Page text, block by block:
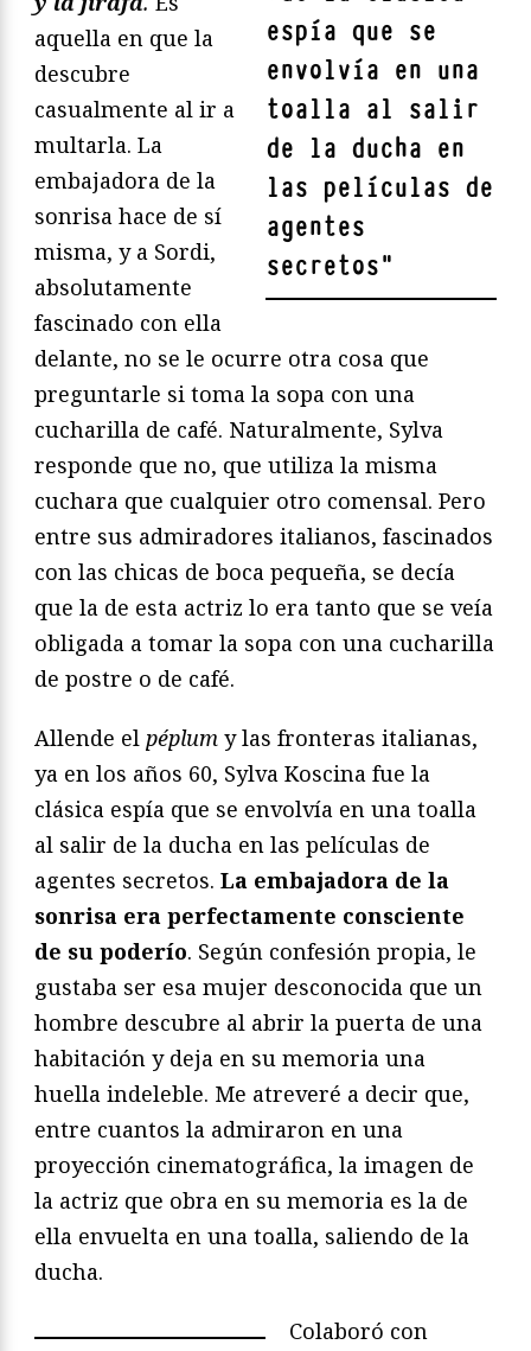
espía que se
envolvía en una
toalla al salir
de la ducha en
las películas de
agentes
secretos"
aquella en que la
descubre
casualmente al ir a
multarla. La
embajadora de la
sonrisa hace de sí
misma, y a Sordi,
absolutamente
fascinado con ella
delante, no se le ocurre otra cosa que
preguntarle si toma la sopa con una
cucharilla de café. Naturalmente, Sylva
responde que no, que utiliza la misma
cuchara que cualquier otro comensal. Pero
entre sus admiradores italianos, fascinados
con las chicas de boca pequeña, se decía
que la de esta actriz lo era tanto que se veía
obligada a tomar la sopa con una cucharilla
de postre o de café.
Allende el péplum y las fronteras italianas,
ya en los años 60, Sylva Koscina fue la
clásica espía que se envolvía en una toalla
al salir de la ducha en las películas de
agentes secretos. La embajadora de la
sonrisa era perfectamente consciente
de su poderío. Según confesión propia, le
gustaba ser esa mujer desconocida que un
hombre descubre al abrir la puerta de una
habitación y deja en su memoria una
huella indeleble. Me atreveré a decir que,
entre cuantos la admiraron en una
proyección cinematográfica, la imagen de
la actriz que obra en su memoria es la de
ella envuelta en una toalla, saliendo de la
ducha.
Colaboró con